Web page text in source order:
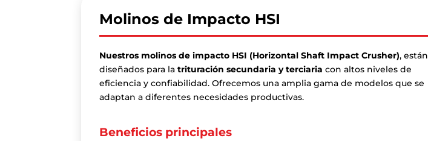
Molinos de Impacto HSI
Nuestros molinos de impacto HSI (Horizontal Shaft Impact Crusher), están
diseñados para latrituración secundaria y terciaria con altos niveles de
eficiencia y confiabilidad. Ofrecemos una amplia gama de modelos que se
adaptan a diferentes necesidades productivas.
Beneficios principales